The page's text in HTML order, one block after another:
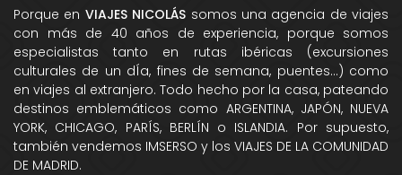
Porque en VIAJES NICOLÁS somos una agencia de viajes
con más de 40 años de experiencia, porque somos
especialistas tanto en rutas ibéricas (excursiones
culturales de un dÍa, fines de semana, puentes...) como
en viajes al extranjero. Todo hecho por la casa, pateando
destinos emblemáticos como ARGENTINA, JAPÓN, NUEVA
YORK, CHICAGO, PARÍS, BERLÍN o ISLANDIA. Por supuesto,
también vendemos IMSERSO y los VIAJES DE LA COMUNIDAD
DE MADRID.